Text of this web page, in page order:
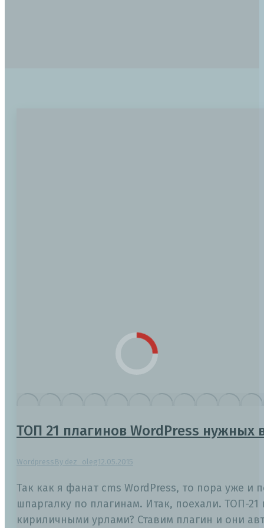
ТОП 21 плагинов WordPress нужных
Wordpress By dez_oleg 12.05.2015
Так как я фанат cms WordPress, то пора уже
шпаргалку по плагинам. Итак, поехали. ТОП-
кириличными урлами? Ставим плагин и они